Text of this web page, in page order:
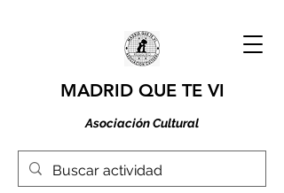
MADRID QUE TE VI
Asociación Cultural